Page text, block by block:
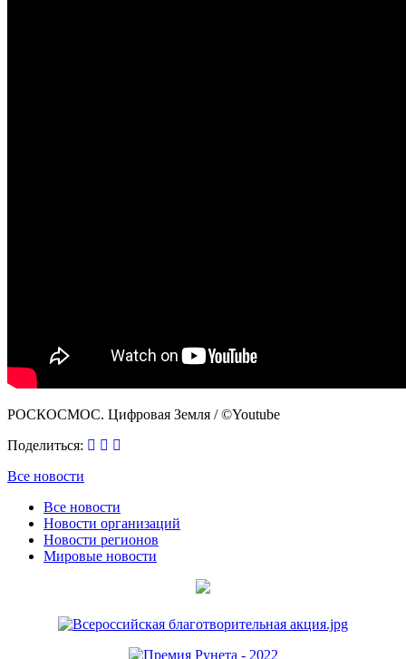
РОСКОСМОС. Цифровая Земля / ©Youtube
Поделиться:
Все новости
Все новости
Новости организаций
Новости регионов
Мировые новости